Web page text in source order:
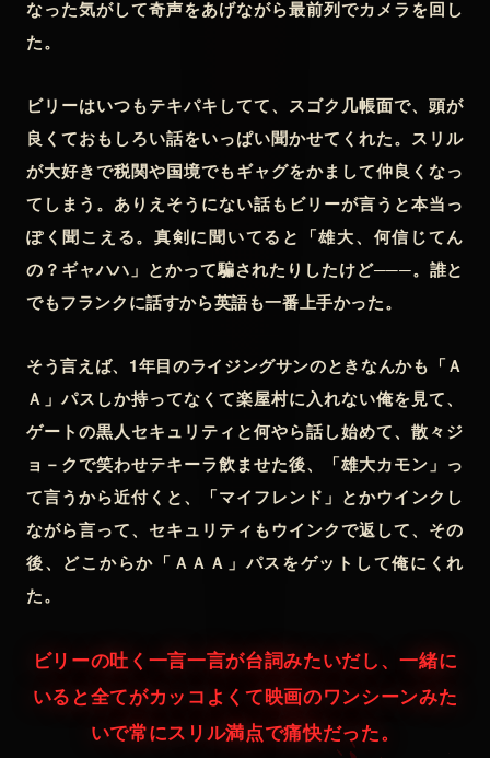
なった気がして奇声をあげながら最前列でカメラを回し
た。
ビリーはいつもテキパキしてて、スゴク几帳面で、頭が
良くておもしろい話をいっぱい聞かせてくれた。スリル
が大好きで税関や国境でもギャグをかまして仲良くなっ
てしまう。ありえそうにない話もビリーが言うと本当っ
ぽく聞こえる。真剣に聞いてると「雄大、何信じてん
の？ギャハハ」とかって騙されたりしたけど───。誰と
でもフランクに話すから英語も一番上手かった。
そう言えば、1年目のライジングサンのときなんかも「Ａ
Ａ」パスしか持ってなくて楽屋村に入れない俺を見て、
ゲートの黒人セキュリティと何やら話し始めて、散々ジ
ョ－クで笑わせテキーラ飲ませた後、「雄大カモン」っ
て言うから近付くと、「マイフレンド」とかウインクし
ながら言って、セキュリティもウインクで返して、その
後、どこからか「ＡＡＡ」パスをゲットして俺にくれ
た。
ビリーの吐く一言一言が台詞みたいだし、一緒に
いると全てがカッコよくて映画のワンシーンみた
いで常にスリル満点で痛快だった。